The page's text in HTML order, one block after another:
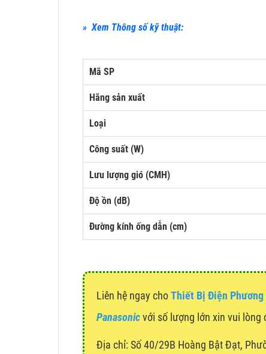
» Xem Thông số kỹ thuật:
Mã SP
Hãng sản xuất
Loại
Công suất (W)
Lưu lượng gió (CMH)
Độ ồn (dB)
Đường kính ống dẫn (cm)
Liên hệ ngay choThiết Bị Điện Phương
Panasonicvới số lượng lớn xin vui lòng
Địa chỉ: Số 40/29B Hoàng Bật Đạt,